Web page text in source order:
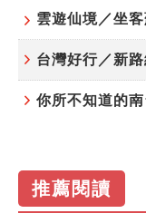
雲遊仙境／坐
你所不知道的
推薦閱讀